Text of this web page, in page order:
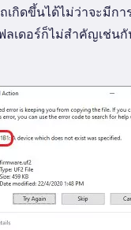
กิดขึ้นได้ไม่ว่าจะมีก
เดอร์ก็ไม่สำคัญเช่น